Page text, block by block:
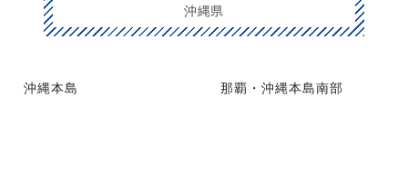
沖縄県
沖縄本島 那覇・沖縄本島南部